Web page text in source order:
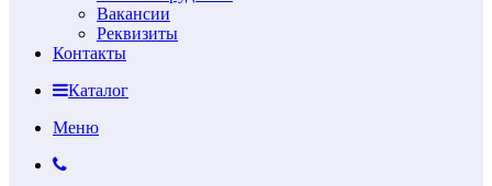
Вакансии
Реквизиты
Контакты
Каталог
Меню